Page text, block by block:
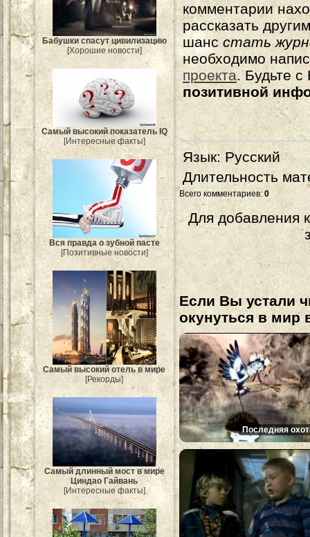
Бабушки спасут цивилизацию
[Хорошие новости]
Самый высокий показатель IQ
[Интересные факты]
Вся правда о зубной пасте
[Позитивные новости]
Самый высокий отель в мире
[Рекорды]
Самый длинный мост в мире
Циндао Гайвань
[Интересные факты]
комментарии
рассказать
шанс стать
необходимо
проекта. Будьте
позитивной
Язык: Русский
Длительность
Всего комментариев: 0
Для добавления
Если Вы устали
окунуться в мир
Последняя